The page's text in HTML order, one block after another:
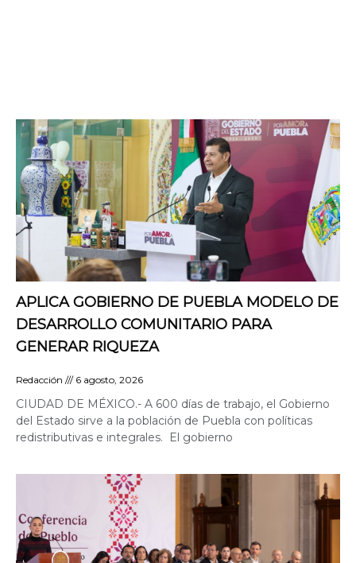
APLICA GOBIERNO DE PUEBLA MODELO DE
DESARROLLO COMUNITARIO PARA
GENERAR RIQUEZA
Redacción 6 agosto, 2026
CIUDAD DE MÉXICO.- A 600 días de trabajo, el Gobierno
del Estado sirve a la población de Puebla con políticas
redistributivas e integrales. El gobierno